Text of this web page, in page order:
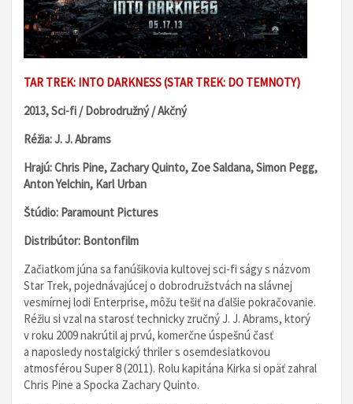
TAR TREK: INTO DARKNESS (STAR TREK: DO TEMNOTY)
2013, Sci-fi / Dobrodružný / Akčný
Réžia: J. J. Abrams
Hrajú: Chris Pine, Zachary Quinto, Zoe Saldana, Simon Pegg,
Anton Yelchin, Karl Urban
Štúdio: Paramount Pictures
Distribútor: Bontonfilm
Začiatkom júna sa fanúšikovia kultovej sci-fi ságy s názvom
Star Trek, pojednávajúcej o dobrodružstvách na slávnej
vesmírnej lodi Enterprise, môžu tešiť na ďalšie pokračovanie.
Réžiu si vzal na starosť technicky zručný J. J. Abrams, ktorý
v roku 2009 nakrútil aj prvú, komerčne úspešnú časť
a naposledy nostalgický thriler s osemdesiatkovou
atmosférou Super 8 (2011). Rolu kapitána Kirka si opäť zahral
Chris Pine a Spocka Zachary Quinto.